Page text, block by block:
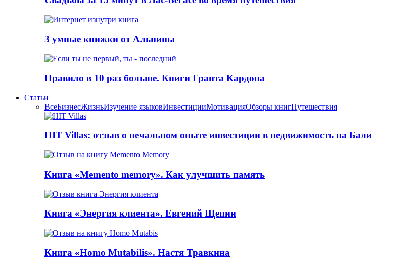
3 умные книжки от Альпины
Правило в 10 раз больше. Книги Грантa Кардона
Статьи
ВсеБизнесЖизньИзучение языковИнвестицииМотивацияОбзоры книгПутешествия
HIT Villas: отзыв о печальном опыте инвестиции в недвижимость на Бали
Книга «Memento memory». Как улучшить память
Книга «Энергия клиента». Евгений Щепин
Книга «Homo Mutabilis». Настя Травкина